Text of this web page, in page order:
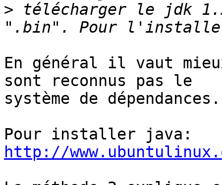
> télécharger le jdk
En général il vaut
sont reconnus pas le
système de dépendances.
http://